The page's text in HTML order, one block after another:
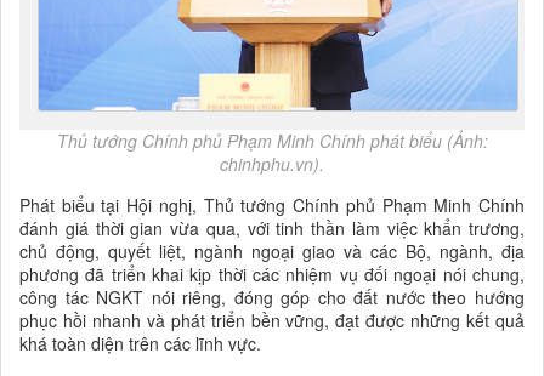
Thủ tướng Chính phủ Phạm Minh Chính phát biểu (Ảnh:
chinhphu.vn).
Phát biểu tại Hội nghị, Thủ tướng Chính phủ Phạm Minh Chính
đánh giá thời gian vừa qua, với tinh thần làm việc khẩn trương,
chủ động, quyết liệt, ngành ngoại giao và các Bộ, ngành, địa
phương đã triển khai kịp thời các nhiệm vụ đối ngoại nói chung,
công tác NGKT nói riêng, đóng góp cho đất nước theo hướng
phục hồi nhanh và phát triển bền vững, đạt được những kết quả
khá toàn diện trên các lĩnh vực.